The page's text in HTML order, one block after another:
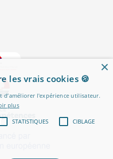
×
les vrais cookies 🍪
l'expérience utilisateur.
plus
STATISTIQUES CIBLAGE